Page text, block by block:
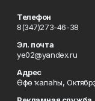
Телефон
8(347)273-46-38
Эл. почта
ye02@yandex.ru
Адрес
Өфө ҡалаһы,